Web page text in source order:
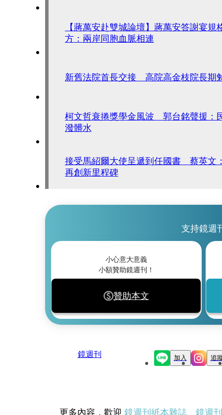
【蔣萬安赴雙城論壇】蔣萬安答謝宴
方：兩岸同胞血脈相連
新舊法院首長交接 高院高金枝院長期
柯文哲衰捲獎學金風波 郭台銘聲援：
潑髒水
接受馬紹爾大使呈遞到任國書 蔡英文
再創新里程碑
支持鏡週
小心意大意義
小額贊助鏡週刊！
贊助本文
鏡週刊 加入 追
更多內容，歡迎 鏡週刊紙本雜誌、 鏡週